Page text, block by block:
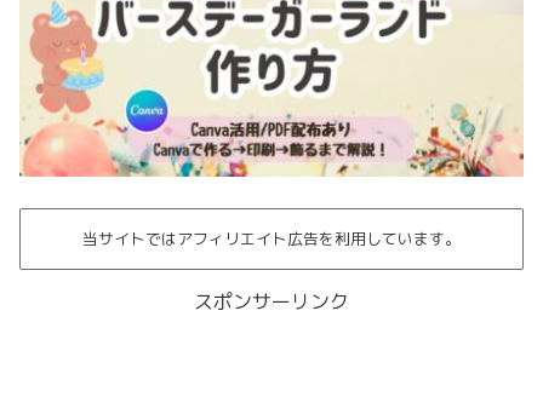
当サイトではアフィリエイト広告を利用しています。
スポンサーリンク